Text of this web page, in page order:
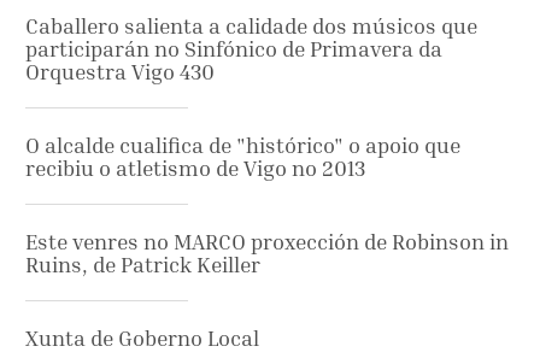
Caballero salienta a calidade dos músicos que
participarán no Sinfónico de Primavera da
Orquestra Vigo 430
O alcalde cualifica de "histórico" o apoio que
recibiu o atletismo de Vigo no 2013
Este venres no MARCO proxección de Robinson in
Ruins, de Patrick Keiller
Xunta de Goberno Local